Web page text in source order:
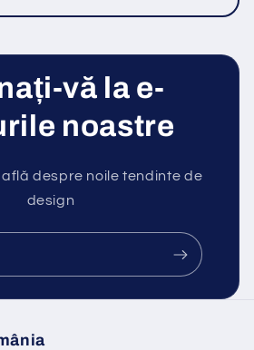
vă la e-
noastre
despre noile tendinte de
design